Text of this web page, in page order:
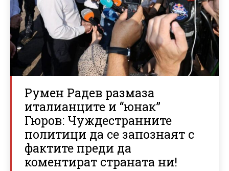
Румен Радев размаза
италианците и “юнак”
Гюров: Чуждестранните
политици да се запознаят с
фактите преди да
коментират страната ни!